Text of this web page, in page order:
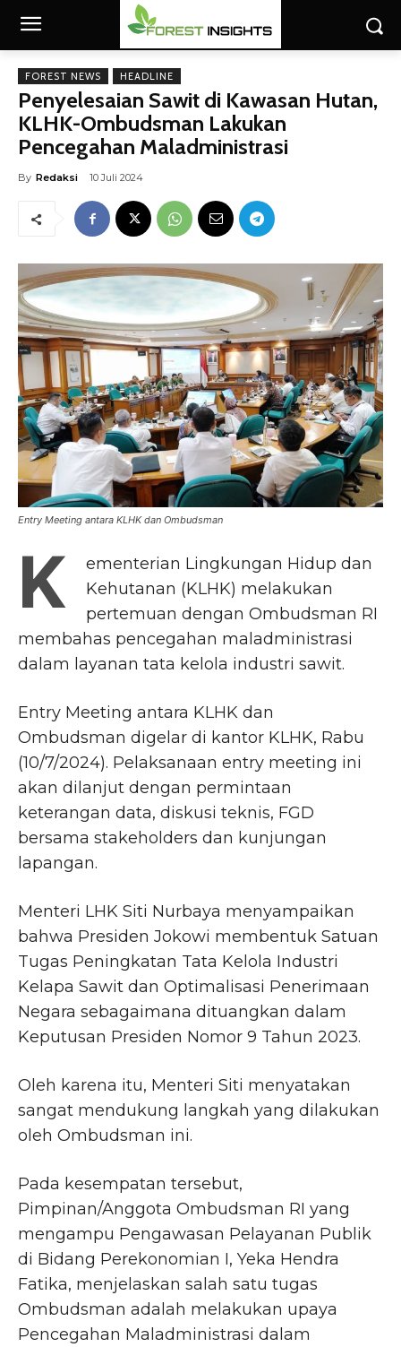
FOREST NEWS HEADLINE
Penyelesaian Sawit di Kawasan Hutan,
KLHK-Ombudsman Lakukan
Pencegahan Maladministrasi
By Redaksi 10 Juli 2024
Entry Meeting antara KLHK dan Ombudsman
K
ementerian Lingkungan Hidup dan
Kehutanan (KLHK) melakukan
pertemuan dengan Ombudsman RI
membahas pencegahan maladministrasi
dalam layanan tata kelola industri sawit.
Entry Meeting antara KLHK dan
Ombudsman digelar di kantor KLHK, Rabu
(10/7/2024). Pelaksanaan entry meeting ini
akan dilanjut dengan permintaan
keterangan data, diskusi teknis, FGD
bersama stakeholders dan kunjungan
lapangan.
Menteri LHK Siti Nurbaya menyampaikan
bahwa Presiden Jokowi membentuk Satuan
Tugas Peningkatan Tata Kelola Industri
Kelapa Sawit dan Optimalisasi Penerimaan
Negara sebagaimana dituangkan dalam
Keputusan Presiden Nomor 9 Tahun 2023.
Oleh karena itu, Menteri Siti menyatakan
sangat mendukung langkah yang dilakukan
oleh Ombudsman ini.
Pada kesempatan tersebut,
Pimpinan/Anggota Ombudsman RI yang
mengampu Pengawasan Pelayanan Publik
di Bidang Perekonomian I, Yeka Hendra
Fatika, menjelaskan salah satu tugas
Ombudsman adalah melakukan upaya
Pencegahan Maladministrasi dalam